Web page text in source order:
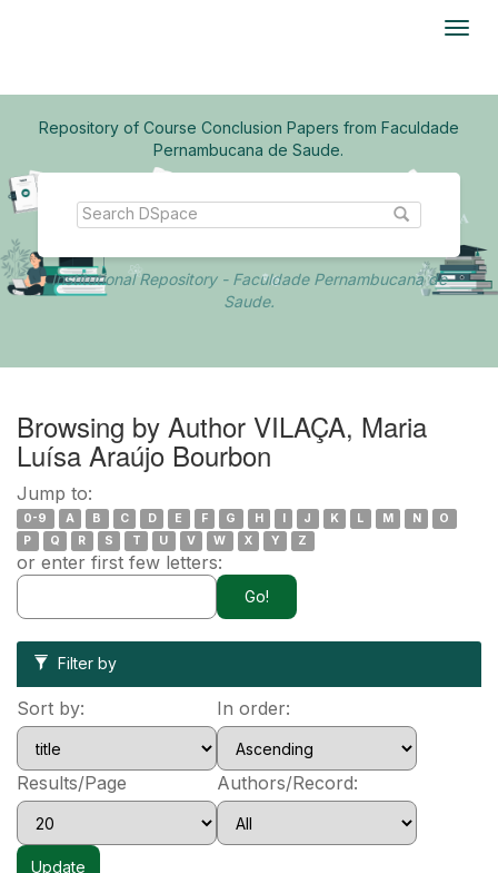
Repository of Course Conclusion Papers from Faculdade
Pernambucana de Saude.
Institutional Repository - Faculdade Pernambucana de
Saude.
Browsing by Author VILAÇA, Maria
Luísa Araújo Bourbon
Jump to:
0-9 A B C D E F G H I J K L M N
O
P
Q R S T U V W X Y Z
or enter first few letters:
Filter by
Sort by: In order:
Results/Page Authors/Record: